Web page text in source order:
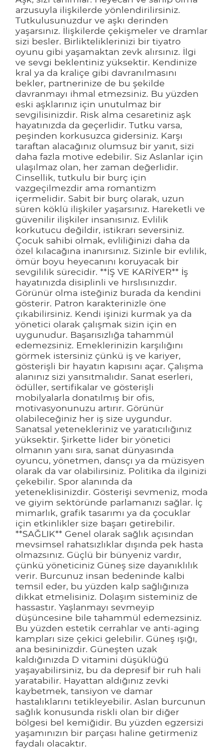
arzusuyla ilişkilerde yönlendirilirsiniz.
Tutkulusunuzdur ve aşkı derinden
yaşarsınız. İlişkilerde çekişmeler ve dramlar
sizi besler. Birlikteliklerinizi bir tiyatro
oyunu gibi yaşamaktan zevk alırsınız. İlgi
ve sevgi beklentiniz yüksektir. Kendinize
kral ya da kraliçe gibi davranılmasını
bekler, partnerinize de bu şekilde
davranmayı ihmal etmezsiniz. Bu yüzden
eski aşklarınız için unutulmaz bir
sevgilisinizdir. Risk alma cesaretiniz aşk
hayatınızda da geçerlidir. Tutku varsa,
peşinden korkusuzca gidersiniz. Karşı
taraftan alacağınız olumsuz bir yanıt, sizi
daha fazla motive edebilir. Siz Aslanlar için
ulaşılmaz olan, her zaman değerlidir.
Cinsellik, tutkulu bir burç için
vazgeçilmezdir ama romantizm
içermelidir. Sabit bir burç olarak, uzun
süren köklü ilişkiler yaşarsınız. Hareketli ve
güvenilir ilişkiler insanısınız. Evlilik
korkutucu değildir, istikrarı seversiniz.
Çocuk sahibi olmak, evliliğinizi daha da
özel kılacağına inanırsınız. Sizinle bir evlilik,
ömür boyu heyecanını koruyacak bir
sevgililik sürecidir. **İŞ VE KARİYER** İş
hayatınızda disiplinli ve hırslısınızdır.
Görünür olma isteğiniz burada da kendini
gösterir. Patron karakterinizle öne
çıkabilirsiniz. Kendi işinizi kurmak ya da
yönetici olarak çalışmak sizin için en
uygunudur. Başarısızlığa tahammül
edemezsiniz. Emeklerinizin karşılığını
görmek istersiniz çünkü iş ve kariyer,
gösterişli bir hayatın kapısını açar. Çalışma
alanınız sizi yansıtmalıdır. Sanat eserleri,
ödüller, sertifikalar ve gösterişli
mobilyalarla donatılmış bir ofis,
motivasyonunuzu artırır. Görünür
olabileceğiniz her iş size uygundur.
Sanatsal yetenekleriniz ve yaratıcılığınız
yüksektir. Şirkette lider bir yönetici
olmanın yanı sıra, sanat dünyasında
oyuncu, yönetmen, dansçı ya da müzisyen
olarak da var olabilirsiniz. Politika da ilginizi
çekebilir. Spor alanında da
yeteneklisinizdir. Gösterişi sevmeniz, moda
ve giyim sektöründe parlamanızı sağlar. İç
mimarlık, grafik tasarımı ya da çocuklar
için etkinlikler size başarı getirebilir.
**SAĞLIK** Genel olarak sağlık açısından
mevsimsel rahatsızlıklar dışında pek hasta
olmazsınız. Güçlü bir bünyeniz vardır,
çünkü yöneticiniz Güneş size dayanıklılık
verir. Burcunuz insan bedeninde kalbi
temsil eder, bu yüzden kalp sağlığınıza
dikkat etmelisiniz. Dolaşım sisteminiz de
hassastır. Yaşlanmayı sevmeyip
düşüncesine bile tahammül edemezsiniz.
Bu yüzden estetik cerrahlar ve anti-aging
kampları size çekici gelebilir. Güneş ışığı,
ana besininizdir. Güneşten uzak
kaldığınızda D vitamini düşüklüğü
yaşayabilirsiniz, bu da depresif bir ruh hali
yaratabilir. Hayattan aldığınız zevki
kaybetmek, tansiyon ve damar
hastalıklarını tetikleyebilir. Aslan burcunun
sağlık konusunda riskli olan bir diğer
bölgesi bel kemiğidir. Bu yüzden egzersizi
yaşamınızın bir parçası haline getirmeniz
faydalı olacaktır.